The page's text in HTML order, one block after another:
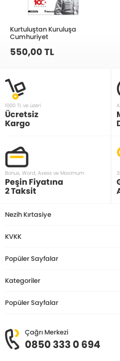
Kurtuluştan Kuruluşa
Cumhuriyet
550,00 TL
1000 TL ve üzeri
Ücretsiz
Kargo
Bonus, Word, Axess ve Maximum
Peşin Fiyatına
2 Taksit
Nezih Kırtasiye
KVKK
Popüler Sayfalar
Kategoriler
Popüler Sayfalar
Çağrı Merkezi
0850 333 0 694